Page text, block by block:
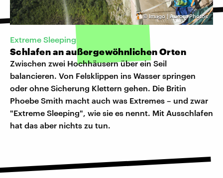
© Imago | Aurora Photos
Extreme Sleeping
Schlafen an außergewöhnlichen Orten
Zwischen zwei Hochhäusern über ein Seil
balancieren. Von Felsklippen ins Wasser springen
oder ohne Sicherung Klettern gehen. Die Britin
Phoebe Smith macht auch was Extremes – und zwar
"Extreme Sleeping", wie sie es nennt. Mit Ausschlafen
hat das aber nichts zu tun.